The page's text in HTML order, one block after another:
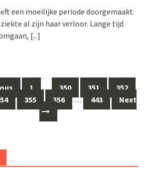
een moeilijke periode doorgemaakt
al zijn haar verloor. Lange tijd
[...]
1 … 350 351
352
355 356 … 443 Next